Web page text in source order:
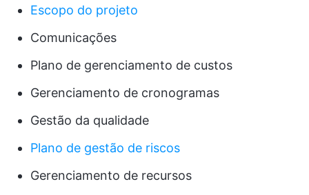
Escopo do projeto
Comunicações
Plano de gerenciamento de custos
Gerenciamento de cronogramas
Gestão da qualidade
Plano de gestão de riscos
Gerenciamento de recursos